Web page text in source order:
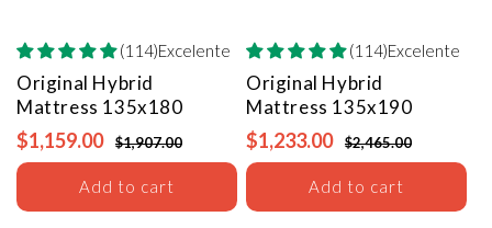
(114)Excelente
Original Hybrid
Mattress 135x180
$1,159.00 $1,907.00
Add to cart
(114)Excelente
Original Hybrid
Mattress 135x190
$1,233.00 $2,465.00
Add to cart